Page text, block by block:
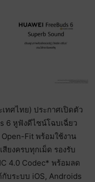
ทศไทย) ประกาศเปิดตัว
6 หูฟังดีไซน์โฉบเฉี่ยว
Fit พร้อมใช้งาน
ยงครบทุกเม็ด รองรับ
4.0 Codec* พร้อมลด
กับระบบ iOS, Androids